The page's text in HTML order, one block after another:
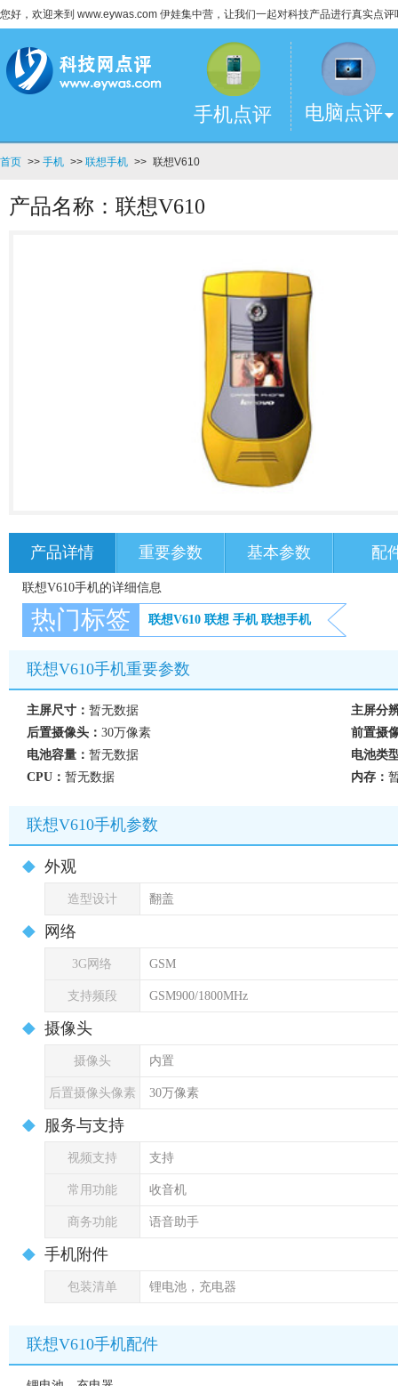
您好，欢迎来到 www.eywas.com 伊娃集中营，让我们一起对科技产品进行真实点评
手机点评 电脑点评
首页 >> 手机 >> 联想手机 >> 联想V610
产品名称：联想V610
产品详情 重要参数 基本参数 配
联想V610手机的详细信息
热门标签 联想V610 联想 手机 联想手机
联想V610手机重要参数
主屏尺寸： 暂无数据
主屏分
后置摄像头： 30万像素
前置摄
电池容量： 暂无数据
电池类
CPU： 暂无数据 内存：
联想V610手机参数
外观
造型设计 翻盖
网络
3G网络 GSM
支持频段 GSM900/1800MHz
摄像头
摄像头 内置
后置摄像头像素 30万像素
服务与支持
视频支持 支持
常用功能 收音机
商务功能 语音助手
手机附件
包装清单 锂电池，充电器
联想V610手机配件